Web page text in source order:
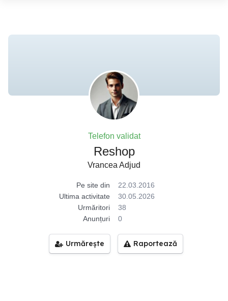
Telefon validat
Reshop
Vrancea Adjud
Pe site din
22.03.2016
Ultima activitate
30.05.2026
Urmăritori
38
Anunțuri
0
Urmărește Raportează